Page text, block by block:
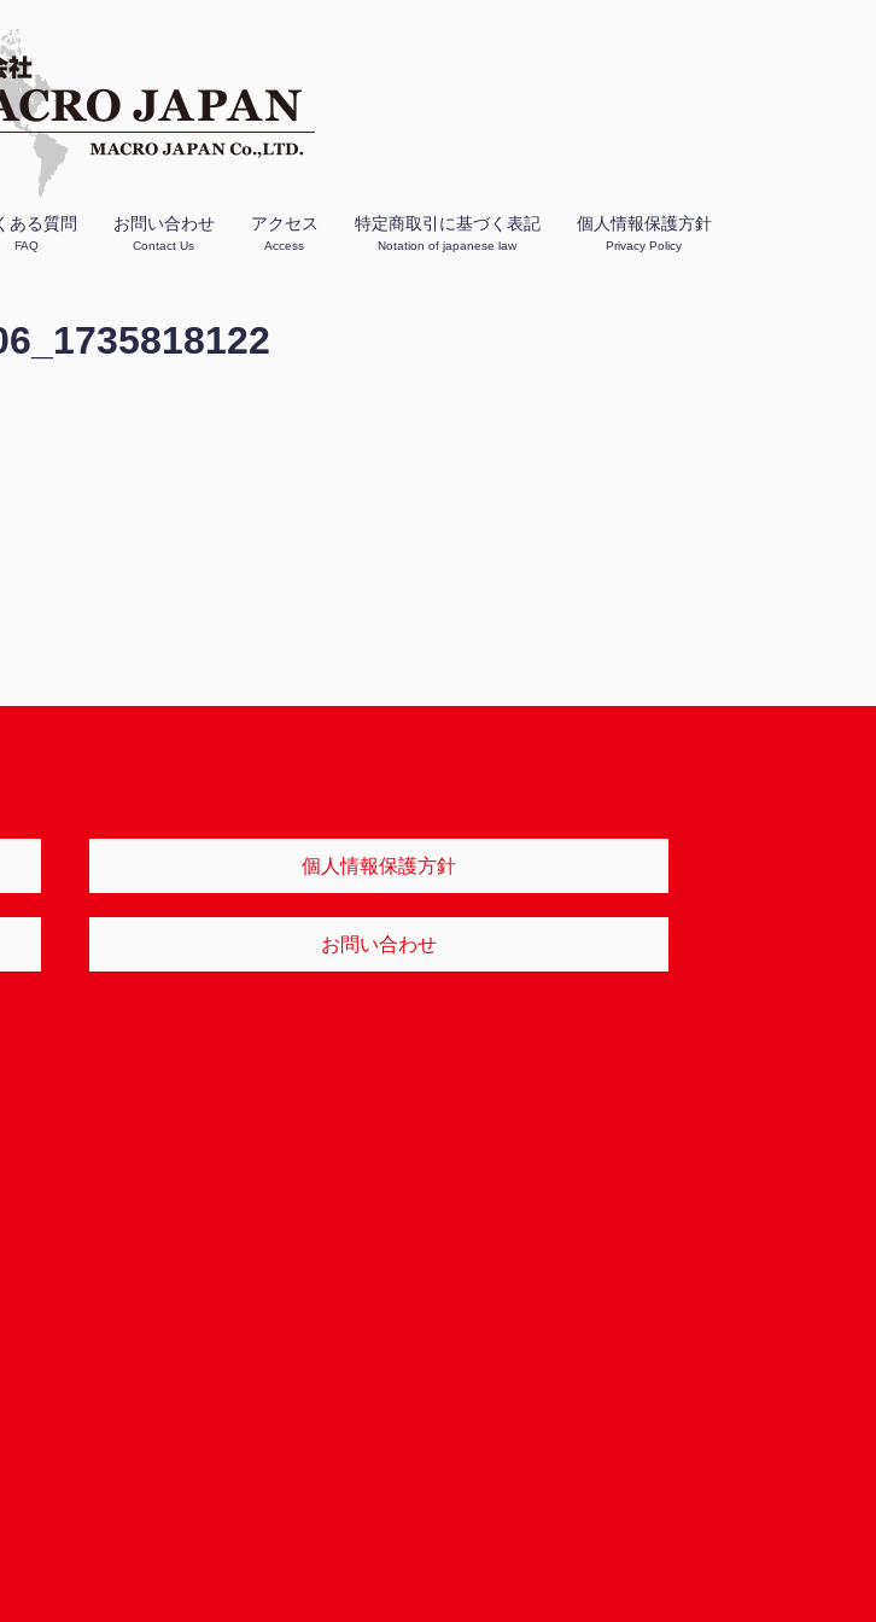
ある質問
FAQ
お問い合わせ
Contact Us
アクセス
Access
特定商取引に基づく表記
Notation of japanese law
個人情報保護方針
Privacy Policy
個人情報保護方針
お問い合わせ